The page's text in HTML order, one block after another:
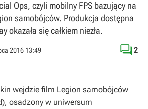
Ops, czyli mobilny FPS bazujący na
samobójców. Produkcja dostępna
okazała się całkiem niezła.
2016 13:49 2
wejdzie film Legion samobójców
), osadzony w uniwersum